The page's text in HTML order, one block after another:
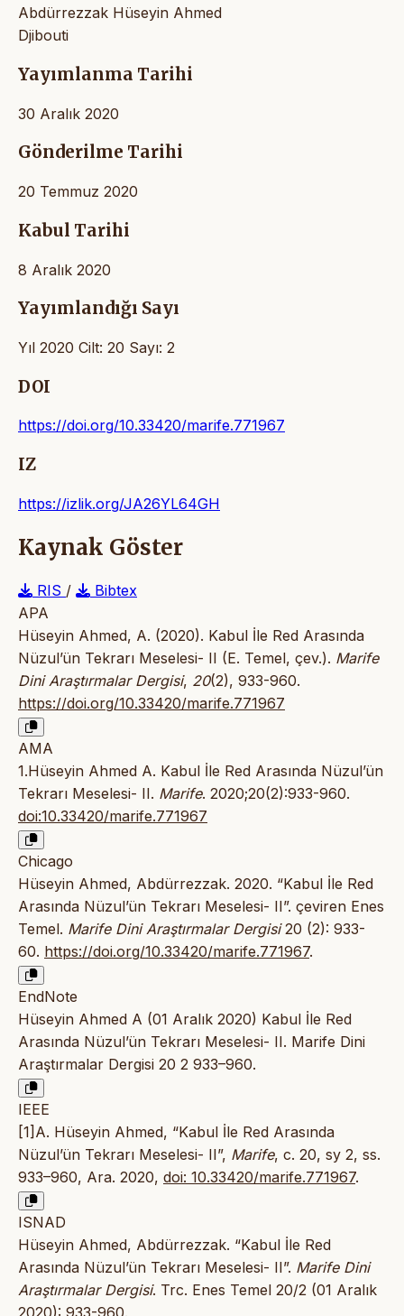
Abdürrezzak Hüseyin Ahmed
Djibouti
Yayımlanma Tarihi
30 Aralık 2020
Gönderilme Tarihi
20 Temmuz 2020
Kabul Tarihi
8 Aralık 2020
Yayımlandığı Sayı
Yıl 2020 Cilt: 20 Sayı: 2
DOI
https://doi.org/10.33420/marife.771967
IZ
https://izlik.org/JA26YL64GH
Kaynak Göster
RIS /
Bibtex
APA
Hüseyin Ahmed, A. (2020). Kabul İle Red Arasında
Nüzul’ün Tekrarı Meselesi- II (E. Temel, çev.). Marife
Dini Araştırmalar Dergisi, 20(2), 933-960.
https://doi.org/10.33420/marife.771967
AMA
1.Hüseyin Ahmed A. Kabul İle Red Arasında Nüzul’ün
Tekrarı Meselesi- II. Marife. 2020;20(2):933-960.
doi:10.33420/marife.771967
Chicago
Hüseyin Ahmed, Abdürrezzak. 2020. “Kabul İle Red
Arasında Nüzul’ün Tekrarı Meselesi- II”. çeviren Enes
Temel. Marife Dini Araştırmalar Dergisi20 (2): 933-
60. https://doi.org/10.33420/marife.771967.
EndNote
Hüseyin Ahmed A (01 Aralık 2020) Kabul İle Red
Arasında Nüzul’ün Tekrarı Meselesi- II. Marife Dini
Araştırmalar Dergisi 20 2 933–960.
IEEE
[1]A. Hüseyin Ahmed, “Kabul İle Red Arasında
Nüzul’ün Tekrarı Meselesi- II”, Marife, c. 20, sy 2, ss.
933–960, Ara. 2020, doi: 10.33420/marife.771967.
ISNAD
Hüseyin Ahmed, Abdürrezzak. “Kabul İle Red
Arasında Nüzul’ün Tekrarı Meselesi- II”. Marife Dini
Araştırmalar Dergisi. Trc. Enes Temel 20/2 (01 Aralık
2020): 933-960.